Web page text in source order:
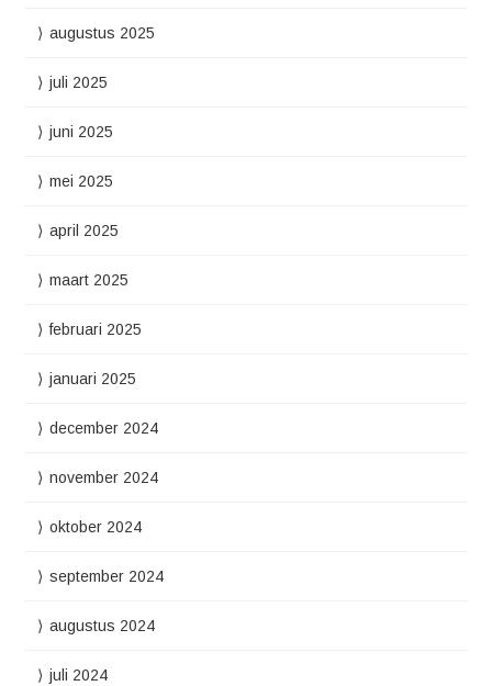
augustus 2025
juli 2025
juni 2025
mei 2025
april 2025
maart 2025
februari 2025
januari 2025
december 2024
november 2024
oktober 2024
september 2024
augustus 2024
juli 2024